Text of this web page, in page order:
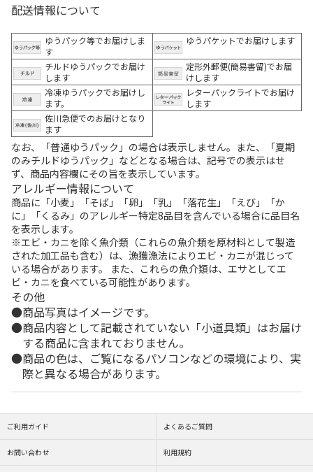
配送情報について
ゆうパック等でお届けしま
す
ゆうパケットでお届けします
チルドゆうパックでお届け
します
定形外郵便(簡易書留)でお届
けします
冷凍ゆうパックでお届けし
ます。
レターパックライトでお届け
します
佐川急便でのお届けとなり
ます
なお、「普通ゆうパック」の場合は表示しません。また、「夏期
のみチルドゆうパック」などとなる場合は、記号での表示はせ
ず、商品内容欄にその旨を表示しています。
アレルギー情報について
商品に「小麦」「そば」「卵」「乳」「落花生」「えび」「か
に」「くるみ」のアレルギー特定8品目を含んでいる場合に品目名
を表示します。
※エビ・カニを除く魚介類（これらの魚介類を原材料として製造
された加工品も含む）は、漁獲漁法によりエビ・カニが混じって
いる場合があります。 また、これらの魚介類は、エサとしてエ
ビ・カニを食べている可能性があります。
その他
商品写真はイメージです。
商品内容として記載されていない「小道具類」はお届け
する商品に含まれておりません。
商品の色は、ご覧になるパソコンなどの環境により、実
際と異なる場合があります。
ご利用ガイド よくあるご質問
お問い合わせ 利用規約